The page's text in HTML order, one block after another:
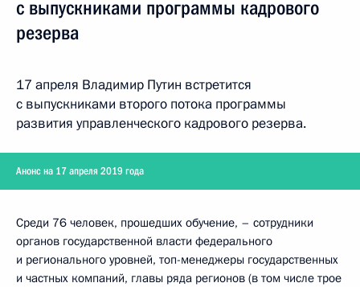
с выпускниками программы кадрового
резерва
17 апреля Владимир Путин встретится
с выпускниками второго потока программы
развития управленческого кадрового резерва.
Анонс на 17 апреля 2019 года
Среди 76 человек, прошедших обучение, – сотрудники
органов государственной власти федерального
и регионального уровней, топ-менеджеры государственных
и частных компаний, главы ряда регионов (в том числе трое